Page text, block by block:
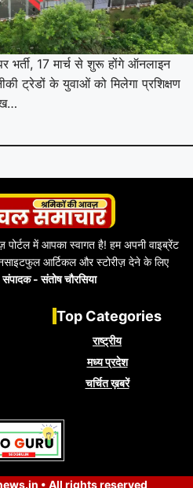
भर्ती, 17 मार्च से शुरू होंगे ऑनलाइन
ट्रेडों के युवाओं को मिलेगा प्रशिक्षण
में आपका स्वागत है! हम अपनी वाइब्रेंट
आर्टिकल और स्टोरीज़ देने के लिए
संपादक - संतोष चौरसिया
Top Categories
राष्ट्रीय
मध्य प्रदेश
चर्चित ख़बरें
• All rights reserved